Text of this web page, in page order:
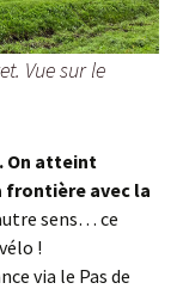
Vue sur le
On atteint
frontière avec la
sens… ce
!
via le Pas de